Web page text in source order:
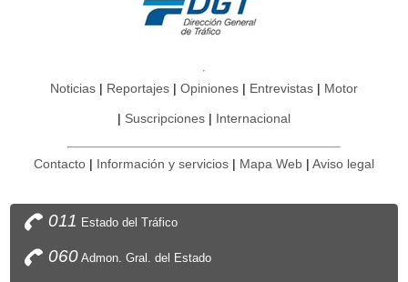
Noticias Reportajes Opiniones Entrevistas Motor
Suscripciones Internacional
Contacto Información y servicios Mapa Web Aviso legal
011 Estado del Tráfico
060Admon. Gral. del Estado